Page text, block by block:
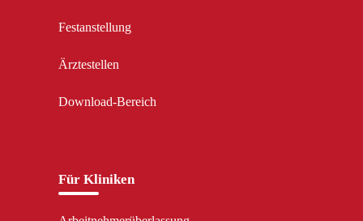
Festanstellung
Ärztestellen
Download-Bereich
Für Kliniken